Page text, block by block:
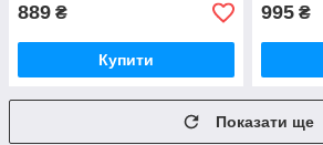
889 ₴
Купити
995 ₴
Показати ще